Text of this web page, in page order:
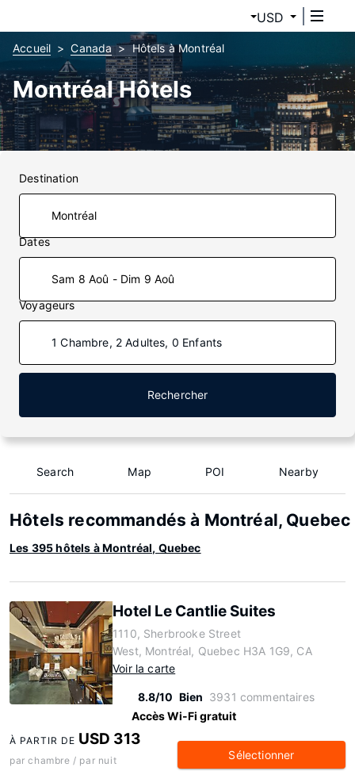
USD
Accueil Canada Hôtels à Montréal
Montréal Hôtels
Destination
Dates
Sam 8 Aoû - Dim 9 Aoû
Voyageurs
1 Chambre, 2 Adultes, 0 Enfants
Rechercher
Search Map POI Nearby
Hôtels recommandés à Montréal, Quebec
Les 395 hôtels à Montréal, Quebec
Hotel Le Cantlie Suites
1110, Sherbrooke Street
West, Montréal, Quebec H3A 1G9, CA
Voir la carte
8.8/10 Bien 3931 commentaires
Accès Wi-Fi gratuit
À PARTIR DE USD 313
par chambre / par nuit Sélectionner